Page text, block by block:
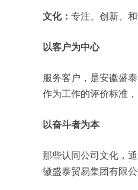
文化： 专注、创新、
以客户为中心
服务客户，是安徽盛
作为工作的评价标准
以奋斗者为本
那些认同公司文化，
徽盛泰贸易集团有限